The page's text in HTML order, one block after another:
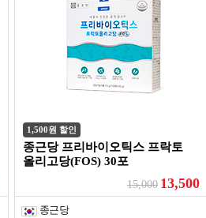
1,500원 할인
종근당 프리바이오틱스 프락토
올리고당(FOS) 30포
15,000 13,500
종근당